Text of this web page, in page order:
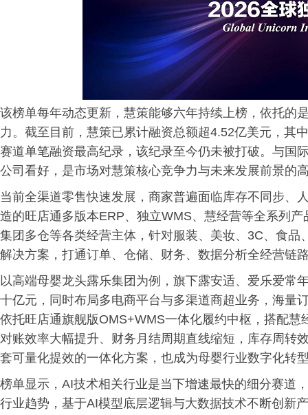
该榜单每年动态更新，慧策能够六年持续上榜，依托的
力。截至目前，慧策已累计融资总额超4.52亿美元，其
赛道单笔融资最高纪录，该纪录至今仍未被打破。与国
公司看好，是市场对慧策核心竞争力与未来发展前景的
当前全渠道零售快速发展，商家普遍面临库存不同步、
造的旺店通多版本ERP、独立WMS、慧经营等全系列
集团多仓等各类经营主体，针对服装、美妆、3C、食
解决方案，打通订单、仓储、财务、数据分析全经营链
以高端母婴龙头露乐集团为例，旗下露安适、爱乐爱常
十亿元，同时布局多电商平台与多渠道商超业务，海量
依托旺店通旗舰版OMS+WMS一体化履约中枢，搭配
对账效率大幅提升、财务月结周期直线缩短，库存周转
套可量化提效的一体化方案，也成为母婴行业数字化转
榜单显示，AI技术相关行业是当下增速最快的细分赛道
行业趋势，基于AI模型底层逻辑与大数据技术不断创新